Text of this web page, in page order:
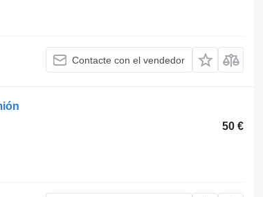
Contacte con el vendedor
50 €